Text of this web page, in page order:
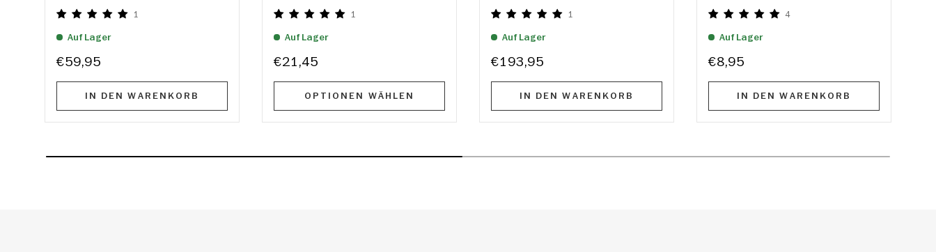
1
Auf Lager
€59,95
IN DEN WARENKORB
1
Auf Lager
€21,45
OPTIONEN WÄHLEN
1
Auf Lager
€193,95
IN DEN WARENKORB
4
Auf Lager
€8,95
IN DEN WARENKORB